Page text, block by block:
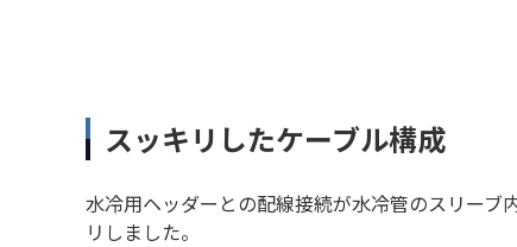
スッキリしたケーブル構成
水冷用ヘッダーとの配線接続が水冷管のスリーブ
リしました。